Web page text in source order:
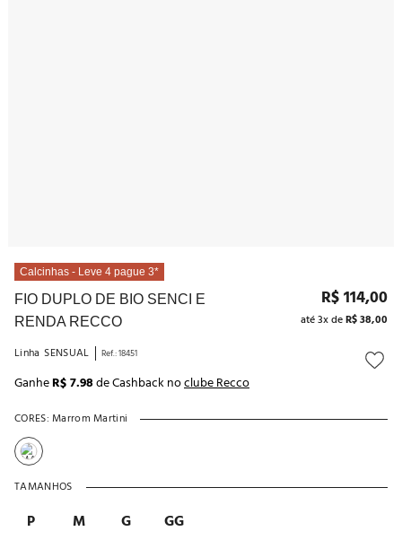
Calcinhas - Leve 4 pague 3*
FIO DUPLO DE BIO SENCI E
RENDA RECCO
R$114,00
até3x deR$38,00
Linha SENSUAL Ref.:18451
GanheR$ 7.98de Cashback noclube Recco
CORES: Marrom Martini
TAMANHOS
P M G GG